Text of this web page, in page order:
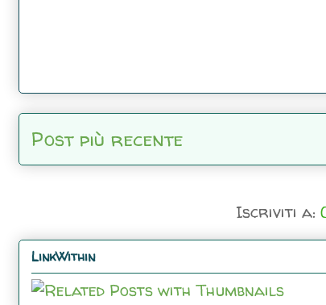
Post più recente
Iscriviti a:
LinkWithin